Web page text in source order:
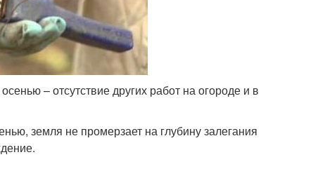
– отсутствие других работ на огороде и в
земля не промерзает на глубину залегания